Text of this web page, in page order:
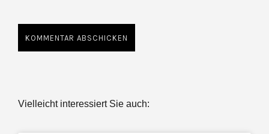
Vielleicht interessiert Sie auch: